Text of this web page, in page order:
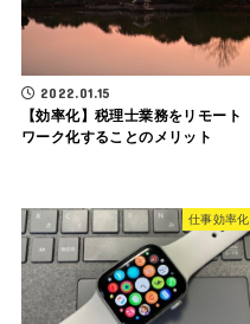
2022.01.15
【効率化】税理士業務をリモート
ワーク化することのメリット
仕事効率化